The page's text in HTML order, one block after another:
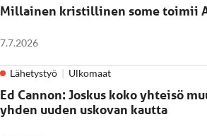
Millainen kristillinen some toimii
7.7.2026
Lähetystyö Ulkomaat
Ed Cannon: Joskus koko yhteisö
yhden uuden uskovan kautta